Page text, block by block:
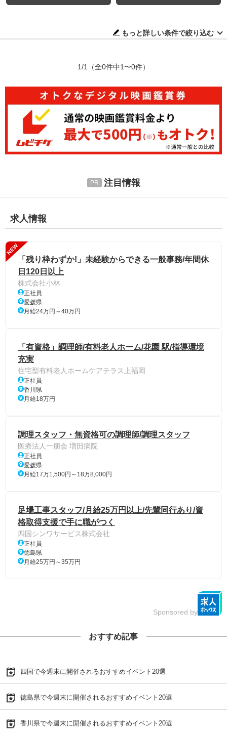
もっと詳しい条件で絞り込む
1/1 （全0件中1〜0件）
注目情報
求人情報
NEW
「残り枠わずか!」未経験からできる一般事務/年間休
日120日以上
株式会社小林
正社員
愛媛県
月給24万円～40万円
「有資格」調理師/有料老人ホーム/花園 駅/指導環境
充実
住宅型有料老人ホームケアテラス上福岡
正社員
香川県
月給18万円
調理スタッフ・無資格可の調理師/調理スタッフ
医療法人一朋会 増田病院
正社員
愛媛県
月給17万1,500円～18万8,000円
足場工事スタッフ/月給25万円以上/先輩同行あり/資
格取得支援で手に職がつく
四国シンワサービス株式会社
正社員
徳島県
月給25万円～35万円
Sponsored by
おすすめ記事
四国で今週末に開催されるおすすめイベント20選
徳島県で今週末に開催されるおすすめイベント20選
香川県で今週末に開催されるおすすめイベント20選